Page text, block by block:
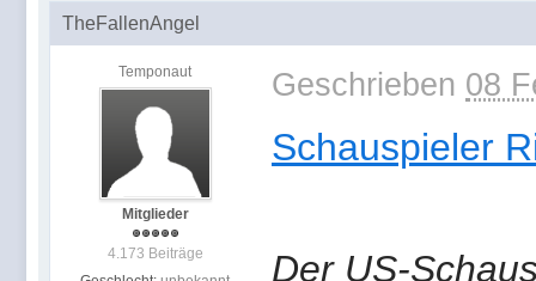
TheFallenAngel
Temponaut
Mitglieder
4.173 Beiträge
Geschrieben 08
Schauspieler
Der US-